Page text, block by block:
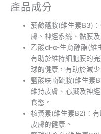
產品成分
菸鹼醯胺(維生素B3)
膚、神經系統、黏膜
乙酸dl-α-生育醇酯(維
有助於維持細胞膜的
球的健康，有助於減少
鹽酸呋喃硫胺(維生素
維持皮膚、心臟及神
食慾。
核黃素(維生素B2)：
皮膚的健康。